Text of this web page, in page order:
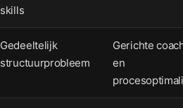
skills
Gedeeltelijk
structuurprobleem
Gerichte
en